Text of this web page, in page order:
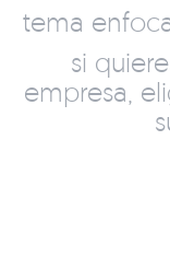
tema
si
empresa,